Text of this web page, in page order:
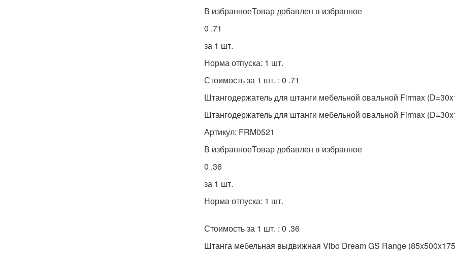
В избранноеТовар добавлен в избранное
0 .71
за 1 шт.
Норма отпуска: 1 шт.
Стоимость за 1 шт. : 0 .71
Штангодержатель для штанги мебельной овальной Firmax
Штангодержатель для штанги мебельной овальной Firmax
Артикул: FRM0521
В избранноеТовар добавлен в избранное
0 .36
за 1 шт.
Норма отпуска: 1 шт.
Стоимость за 1 шт. : 0 .36
Штанга мебельная выдвижная Vibo Dream GS Range